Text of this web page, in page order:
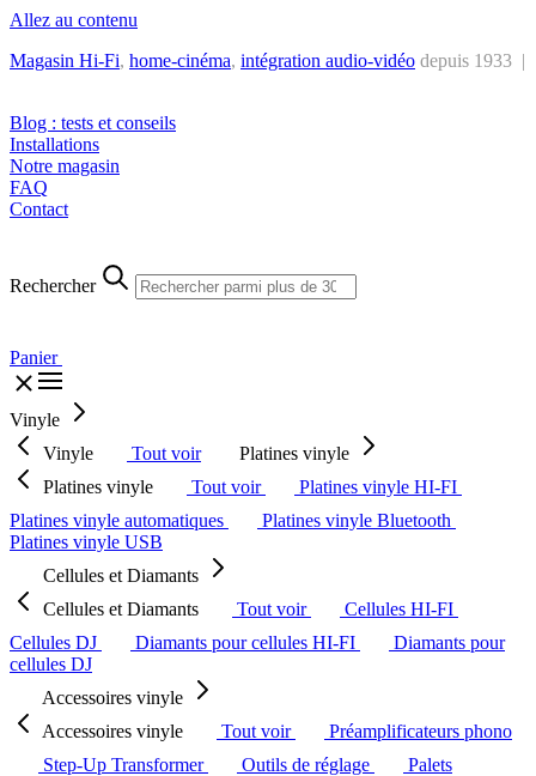
Allez au contenu
Magasin Hi-Fi, home-cinéma, intégration audio-vidéo depuis 1933 |
Blog : tests et conseils
Installations
Notre magasin
FAQ
Contact
Rechercher
Panier
Vinyle
Vinyle
Tout voir
Platines vinyle
Platines vinyle
Tout voir
Platines vinyle HI-FI
Platines vinyle automatiques
Platines vinyle Bluetooth
Platines vinyle USB
Cellules et Diamants
Cellules et Diamants
Tout voir
Cellules HI-FI
Cellules DJ
Diamants pour cellules HI-FI
Diamants pour
cellules DJ
Accessoires vinyle
Accessoires vinyle
Tout voir
Préamplificateurs phono
Step-Up Transformer
Outils de réglage
Palets